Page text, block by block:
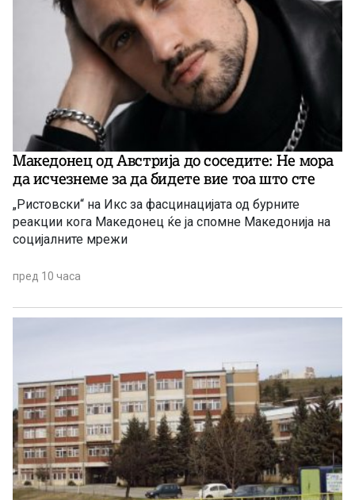
Македонец од Австрија до соседите: Не мора
да исчезнеме за да бидете вие ​​тоа што сте
„Ристовски“ на Икс за фасцинацијата од бурните
реакции кога Македонец ќе ја спомне Македонија на
социјалните мрежи
пред 10 часа